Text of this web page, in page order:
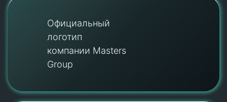
Официальный
логотип
компании Masters
Group